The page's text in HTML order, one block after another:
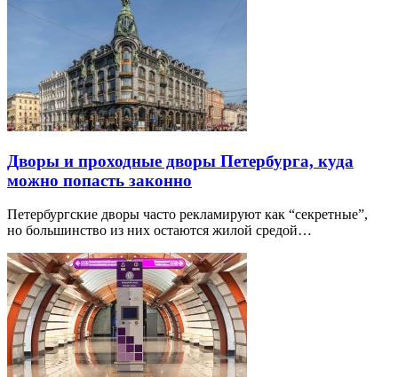
Дворы и проходные дворы Петербурга, куда
можно попасть законно
Петербургские дворы часто рекламируют как “секретные”,
но большинство из них остаются жилой средой…